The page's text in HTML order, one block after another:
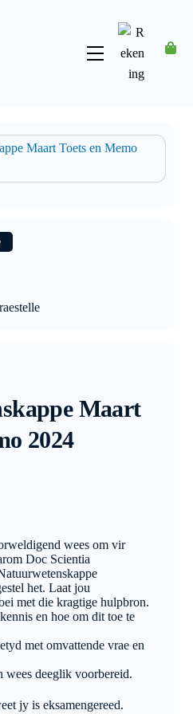
Menu
Rekening
Maart
2024
wees om vir
Doc Scientia
het. Laat jou
met die kragtige hulpbron.
en hoe om dit toe te
met omvattende vrae en
wees deeglik voorbereid.
jy is eksamengereed.